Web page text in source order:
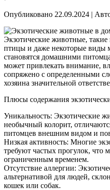
Опубликовано 22.09.2024 |
Экзотические животные,
птицы и даже некоторые виды
становятся домашними
может привлекать внимание,
сопряжено с определенными
хозяина значительной
Плюсы содержания
Уникальность: Экзотические
необычный колорит,
питомцев внешним видом и
Низкая активность: Многие
требуют частых прогулок, что
ограниченным временем.
Отсутствие аллергии:
альтернативой для людей,
кошек или собак.